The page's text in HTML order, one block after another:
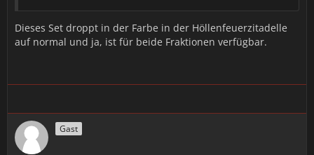
Dieses Set droppt in der Farbe in der Höllenfeuerzitadelle
auf normal und ja, ist für beide Fraktionen verfügbar.
Gast